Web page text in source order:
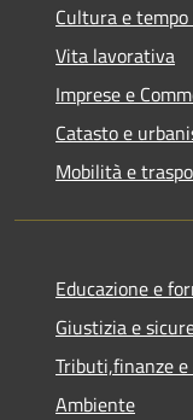
Cultura e
Vita lavorativa
Imprese e
Catasto e
Mobilità e
Educazione e
Giustizia e
Tributi,finanze
Ambiente